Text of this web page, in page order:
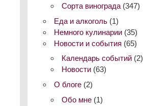
Сорта винограда (347)
Еда и алкоголь (1)
Немного кулинарии (35)
Новости и события (65)
Календарь событий (2)
Новости (63)
О блоге (2)
Обо мне (1)